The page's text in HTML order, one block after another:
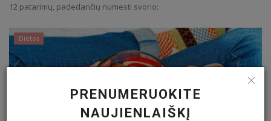
PRENUMERUOKITE
NAUJIENLAIŠKĮ
12 patarimų, padedančių numesti svorio:
Dietos